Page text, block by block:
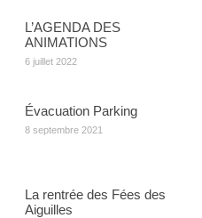
L’AGENDA DES
ANIMATIONS
6 juillet 2022
Évacuation Parking
8 septembre 2021
La rentrée des Fées des
Aiguilles